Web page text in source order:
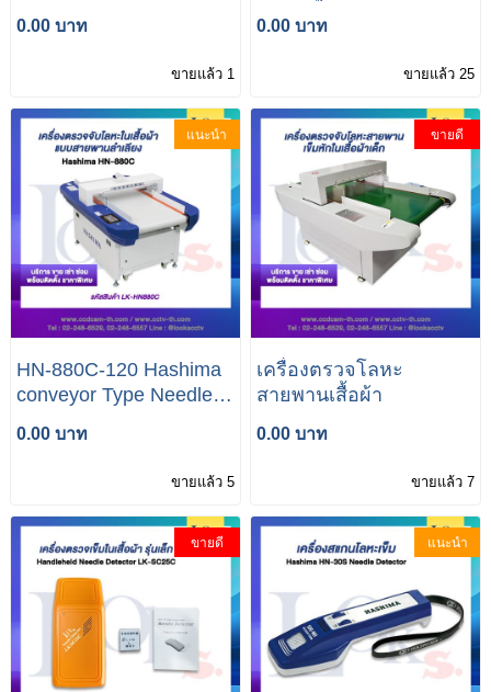
2880C
0.00 บาท
ขายแล้ว 1
0.00 บาท
ขายแล้ว 25
แนะนำ
HN-880C-120 Hashima
conveyor Type Needle
0.00 บาท
ขายแล้ว 5
ขายดี
เครื่องตรวจโลหะ
สายพานเสื้อผ้า
0.00 บาท
ขายแล้ว 7
ขายดี แนะนำ